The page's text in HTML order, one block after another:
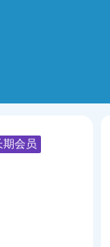
期会员